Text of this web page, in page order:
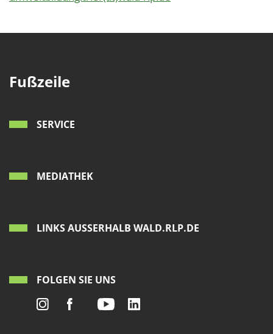
Fußzeile
SERVICE
MEDIATHEK
LINKS AUSSERHALB WALD.RLP.DE
FOLGEN SIE UNS